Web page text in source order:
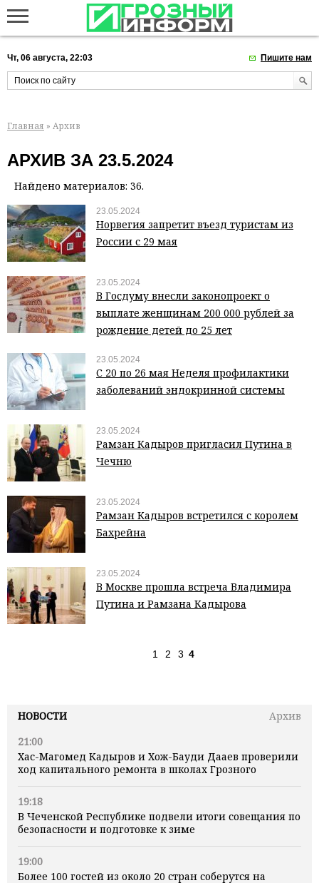
Чт, 06 августа, 22:03 Пишите нам
НОВОСТИ
Архив
21:00
Хас-Магомед Кадыров и Хож-Бауди Дааев проверили
ход капитального ремонта в школах Грозного
19:18
В Чеченской Республике подвели итоги совещания по
безопасности и подготовке к зиме
19:00
Более 100 гостей из около 20 стран соберутся на
Главная » Архив
АРХИВ ЗА 23.5.2024
Найдено материалов: 36.
23.05.2024
Норвегия запретит въезд туристам из
России с 29 мая
23.05.2024
В Госдуму внесли законопроект о
выплате женщинам 200 000 рублей за
рождение детей до 25 лет
23.05.2024
С 20 по 26 мая Неделя профилактики
заболеваний эндокринной системы
23.05.2024
Рамзан Кадыров пригласил Путина в
Чечню
23.05.2024
Рамзан Кадыров встретился с королем
Бахрейна
23.05.2024
В Москве прошла встреча Владимира
Путина и Рамзана Кадырова
1 2 3 4